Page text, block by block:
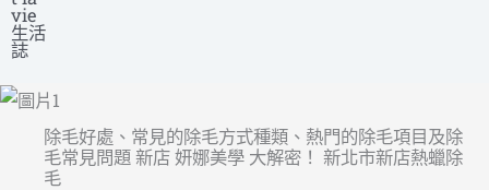
除毛好處、常見的除毛方式種類、熱門的除毛項目及除
毛常見問題 新店 妍娜美學 大解密！ 新北市新店熱蠟除
毛